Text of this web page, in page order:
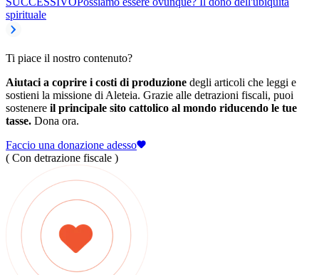
spirituale
Ti piace il nostro contenuto?
Aiutaci a coprire i costi di produzione degli articoli che leggi e
sostieni la missione di Aleteia. Grazie alle detrazioni fiscali, puoi
sostenere il principale sito cattolico al mondo riducendo le tue
tasse. Dona ora.
Faccio una donazione adesso
( Con detrazione fiscale )